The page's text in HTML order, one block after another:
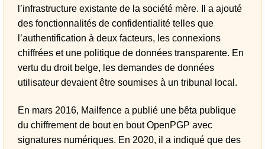
l’infrastructure existante de la société mère. Il a ajouté
des fonctionnalités de confidentialité telles que
l’authentification à deux facteurs, les connexions
chiffrées et une politique de données transparente. En
vertu du droit belge, les demandes de données
utilisateur devaient être soumises à un tribunal local.
En mars 2016, Mailfence a publié une bêta publique
du chiffrement de bout en bout OpenPGP avec
signatures numériques. En 2020, il a indiqué que des